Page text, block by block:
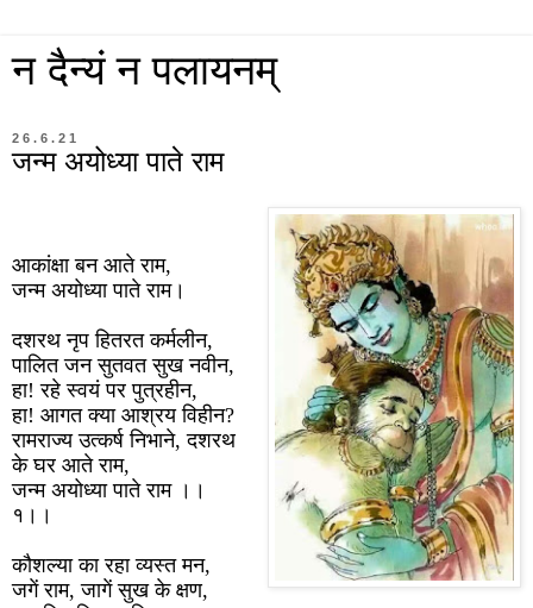
न दैन्यं न पलायनम्
26.6.21
जन्म अयोध्या पाते राम
आकांक्षा बन आते राम,
जन्म अयोध्या पाते राम।
दशरथ नृप हितरत कर्मलीन,
पालित जन सुतवत सुख नवीन,
हा! रहे स्वयं पर पुत्रहीन,
हा! आगत क्या आश्रय विहीन?
रामराज्य उत्कर्ष निभाने, दशरथ
के घर आते राम,
जन्म अयोध्या पाते राम ।।
१।।
कौशल्या का रहा व्यस्त मन,
जगें राम, जागें सुख के क्षण,